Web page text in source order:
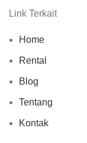
Link Terkait
Home
Rental
Blog
Tentang
Kontak